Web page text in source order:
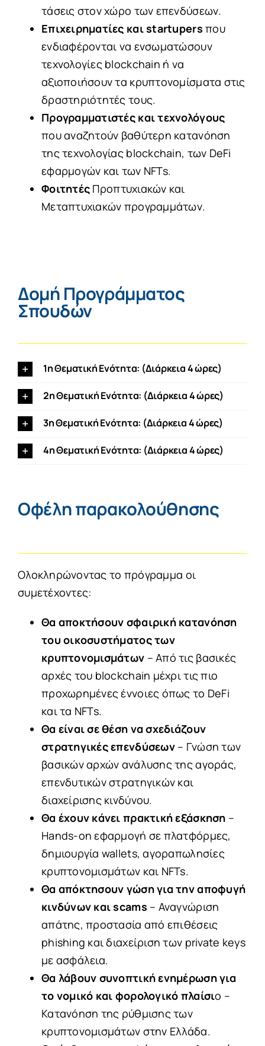
τάσεις στον χώρο των επενδύσεων.
Επιχειρηματίες και startupers που
ενδιαφέρονται να ενσωματώσουν
τεχνολογίες blockchain ή να
αξιοποιήσουν τα κρυπτονομίσματα στις
δραστηριότητές τους.
Προγραμματιστές και τεχνολόγους
που αναζητούν βαθύτερη κατανόηση
της τεχνολογίας blockchain, των DeFi
εφαρμογών και των NFTs.
Φοιτητές Προπτυχιακών και
Μεταπτυχιακών προγραμμάτων.
Δομή Προγράμματος
Σπουδών
1η Θεματική Ενότητα: (Διάρκεια 4 ώρες)
2η Θεματική Ενότητα: (Διάρκεια 4 ώρες)
3η Θεματική Ενότητα: (Διάρκεια 4 ώρες)
4η Θεματική Ενότητα: (Διάρκεια 4 ώρες)
Οφέλη παρακολούθησης
Ολοκληρώνοντας το πρόγραμμα οι
συμετέχοντες:
Θα αποκτήσουν σφαιρική κατανόηση
του οικοσυστήματος των
κρυπτονομισμάτων – Από τις βασικές
αρχές του blockchain μέχρι τις πιο
προχωρημένες έννοιες όπως το DeFi
και τα NFTs.
Θα είναι σε θέση να σχεδιάζουν
στρατηγικές επενδύσεων– Γνώση των
βασικών αρχών ανάλυσης της αγοράς,
επενδυτικών στρατηγικών και
διαχείρισης κινδύνου.
Θα έχουν κάνει πρακτική εξάσκηση –
Hands-on εφαρμογή σε πλατφόρμες,
δημιουργία wallets, αγοραπωλησίες
κρυπτονομισμάτων και NFTs.
Θα απόκτησουν γώση για την αποφυγή
κινδύνων και scams – Αναγνώριση
απάτης, προστασία από επιθέσεις
phishing και διαχείριση των private keys
με ασφάλεια.
Θα λάβουν συνοπτική ενημέρωση για
το νομικό και φορολογικό πλαίσιο –
Κατανόηση της ρύθμισης των
κρυπτονομισμάτων στην Ελλάδα.